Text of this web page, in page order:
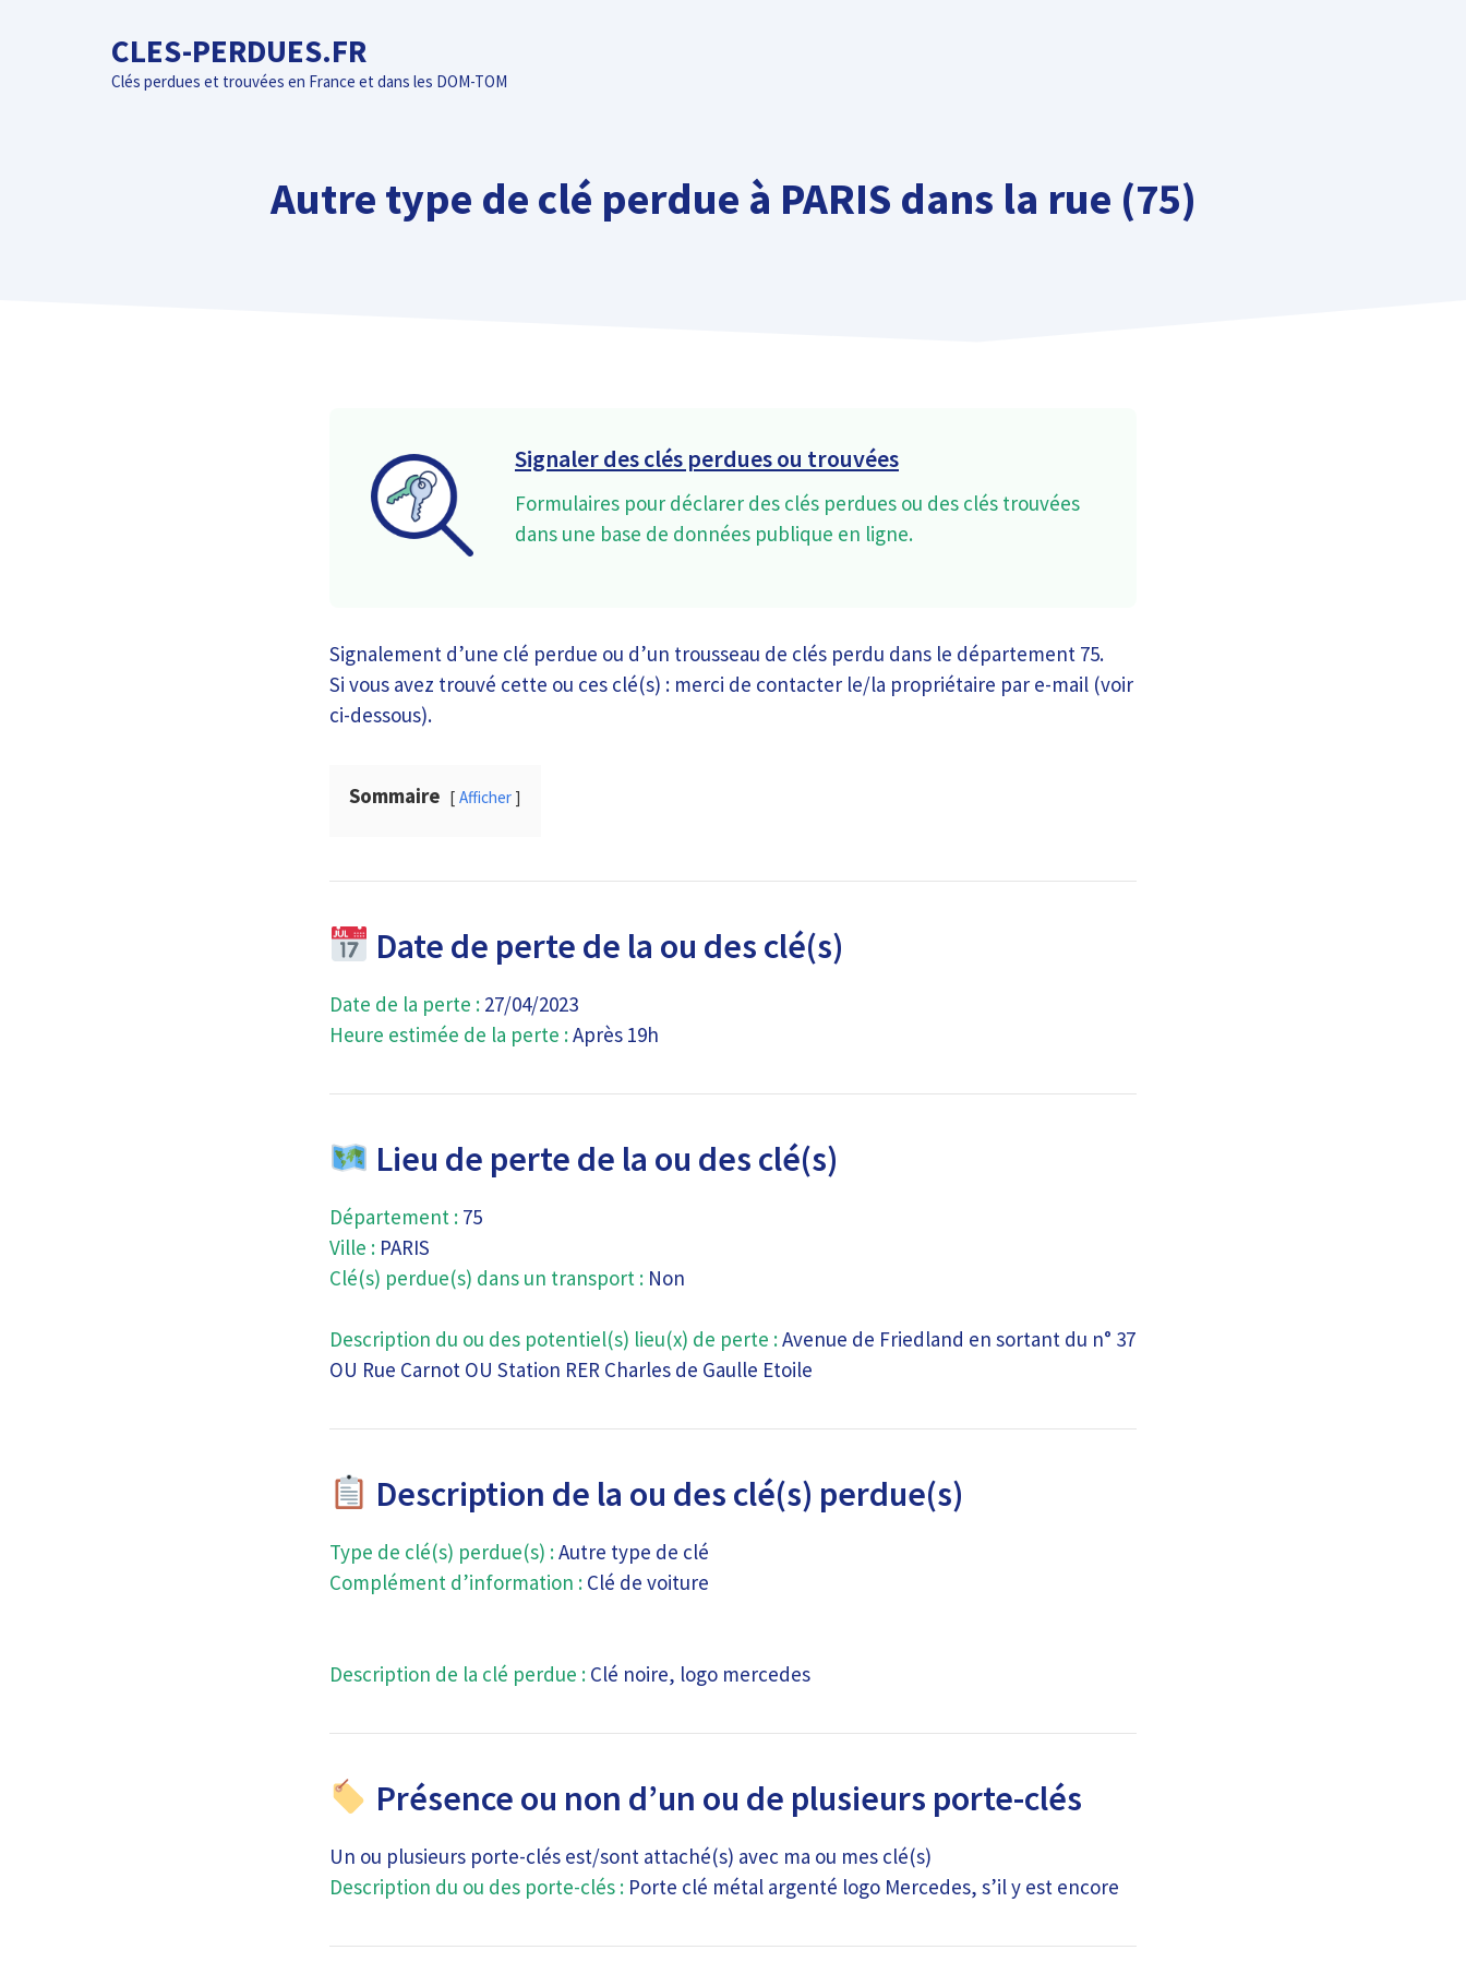
CLES-PERDUES.FR
Clés perdues et trouvées en France et dans les DOM-TOM
Autre type de clé perdue à PARIS dans la rue (75)
Signaler des clés perdues ou trouvées
Formulaires pour déclarer des clés perdues ou des clés trouvées
dans une base de données publique en ligne.
Signalement d’une clé perdue ou d’un trousseau de clés perdu dans le département 75.
Si vous avez trouvé cette ou ces clé(s) : merci de contacter le/la propriétaire par e-mail (voir
ci-dessous).
Sommaire Afficher
Date de perte de la ou des clé(s)
Date de la perte : 27/04/2023
Heure estimée de la perte :Après 19h
Lieu de perte de la ou des clé(s)
Département : 75
Ville : PARIS
Clé(s) perdue(s) dans un transport : Non
Description du ou des potentiel(s) lieu(x) de perte :Avenue de Friedland en sortant du n° 37
OU Rue Carnot OU Station RER Charles de Gaulle Etoile
Description de la ou des clé(s) perdue(s)
Type de clé(s) perdue(s) :Autre type de clé
Complément d’information : Clé de voiture
Description de la clé perdue : Clé noire, logo mercedes
Présence ou non d’un ou de plusieurs porte-clés
Un ou plusieurs porte-clés est/sont attaché(s) avec ma ou mes clé(s)
Description du ou des porte-clés : Porte clé métal argenté logo Mercedes, s’il y est encore